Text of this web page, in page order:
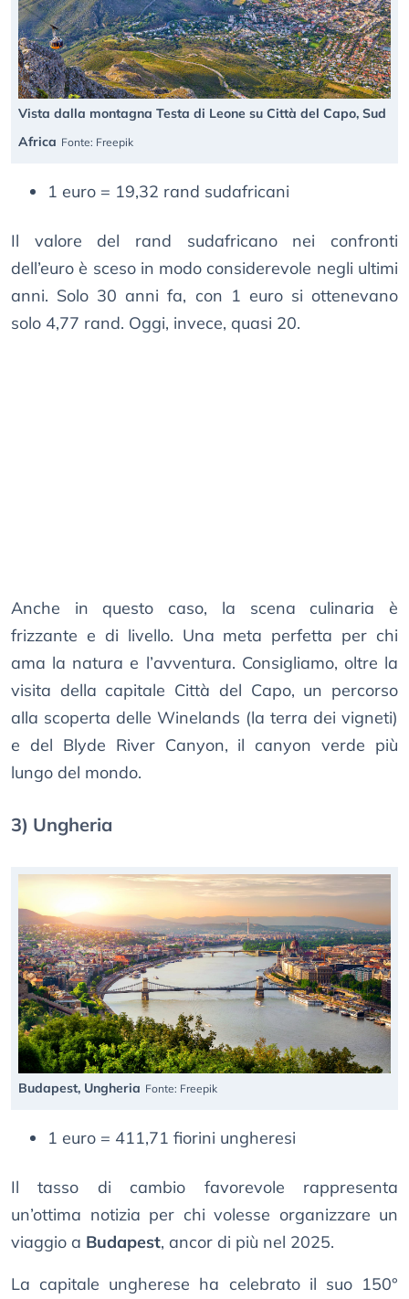
Vista dalla montagna Testa di Leone su Città del Capo, Sud
Africa Fonte: Freepik
1 euro = 19,32 rand sudafricani
Il valore del rand sudafricano nei confronti
dell’euro è sceso in modo considerevole negli ultimi
anni. Solo 30 anni fa, con 1 euro si ottenevano
solo 4,77 rand. Oggi, invece, quasi 20.
Anche in questo caso, la scena culinaria è
frizzante e di livello. Una meta perfetta per chi
ama la natura e l’avventura. Consigliamo, oltre la
visita della capitale Città del Capo, un percorso
alla scoperta delle Winelands (la terra dei vigneti)
e del Blyde River Canyon, il canyon verde più
lungo del mondo.
3) Ungheria
Budapest, Ungheria Fonte: Freepik
1 euro = 411,71 fiorini ungheresi
Il tasso di cambio favorevole rappresenta
un’ottima notizia per chi volesse organizzare un
viaggio a Budapest, ancor di più nel 2025.
La capitale ungherese ha celebrato il suo 150°